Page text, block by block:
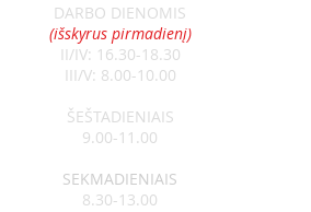
DARBO DIENOMIS
(išskyrus pirmadienį)
II/IV: 16.30-18.30
III/V: 8.00-10.00
ŠEŠTADIENIAIS
9.00-11.00
SEKMADIENIAIS
8.30-13.00